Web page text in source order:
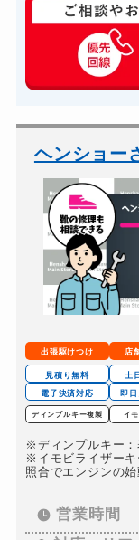
ヘンショー
出張駆けつけ 店
見積り無料 土
電子決済対応
即
ディンプルキー複製 イ
※ディンプルキー：
※イモビライザーキ
照合でエンジンの
営業時間